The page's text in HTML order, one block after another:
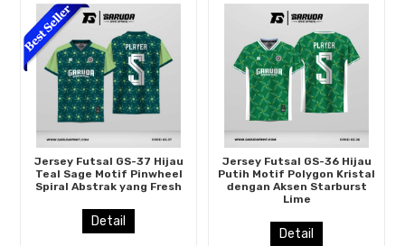
Jersey Futsal GS-37 Hijau
Teal Sage Motif Pinwheel
Spiral Abstrak yang Fresh
Detail
Jersey Futsal GS-36 Hijau
Putih Motif Polygon Kristal
dengan Aksen Starburst
Lime
Detail